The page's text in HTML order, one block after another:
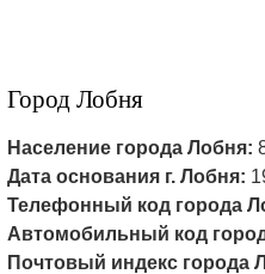
Город Лобня
Население города Лобня:
Дата основания г. Лобня:
Телефонный код города
Автомобильный код
Почтовый индекс города